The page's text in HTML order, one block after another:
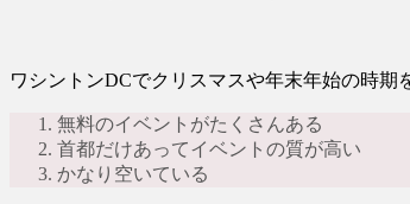
ワシントンDCでクリスマスや年末年始の時期
無料のイベントがたくさんある
首都だけあってイベントの質が高い
かなり空いている